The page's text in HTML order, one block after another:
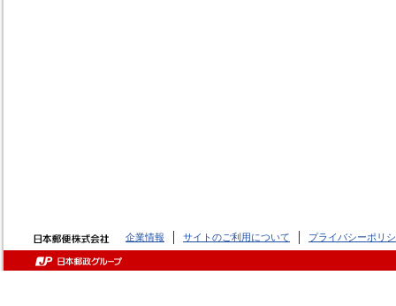
企業情報 サイトのご利用について プライバシーポリ